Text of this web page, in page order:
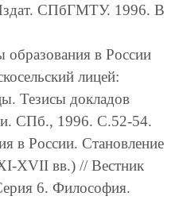
СПбГМТУ. 1996. В
образования в России
лицей:
Тезисы докладов
СПб., 1996. С.52-54.
в России. Становление
XVII вв.) // Вестник
6. Философия.